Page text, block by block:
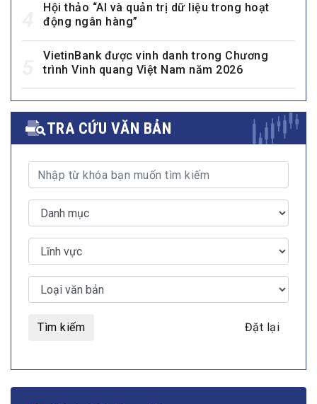
Hội thảo “AI và quản trị dữ liệu trong hoạt
động ngân hàng”
VietinBank được vinh danh trong Chương
trình Vinh quang Việt Nam năm 2026
TRA CỨU VĂN BẢN
Tìm kiếm Đặt lại